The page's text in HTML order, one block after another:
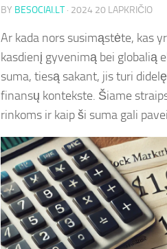
BY BESOCIAI.LT · 2024 20 LAPKRIČIO
Ar kada nors susimąstėte, kas
kasdienį gyvenimą bei globalią
suma, tiesą sakant, jis turi
finansų kontekste. Šiame
rinkoms ir kaip ši suma gali